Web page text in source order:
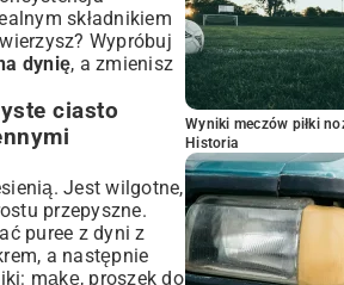
składnikiem
Wypróbuj
dynię, a zmienisz
ciasto
Jest wilgotne,
przepyszne.
puree z dyni z
a następnie
mąkę, proszek do
Wyniki meczów piłki
Historia